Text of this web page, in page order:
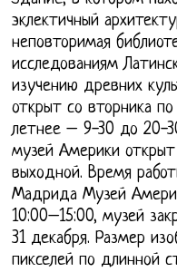
эклектичный
неповторимая
исследованиям
изучению древних
открыт со вторника
летнее – 9-30 до 20-
музей Америки
выходной. Время
Мадрида Музей
10:00–15:00, музей
31 декабря. Размер
пикселей по длинной